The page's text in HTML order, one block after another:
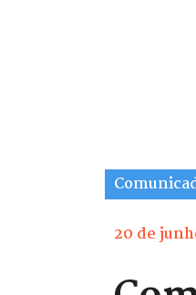
20 de